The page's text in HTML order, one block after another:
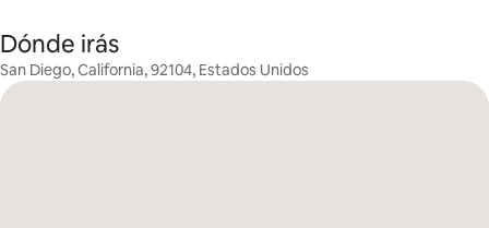
Dónde irás
San Diego, California, 92104, Estados Unidos